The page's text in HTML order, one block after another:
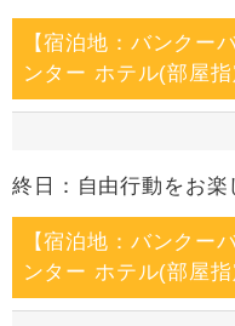
【宿泊地：バンクー
ンター ホテル(部屋
終日：自由行動をお楽
【宿泊地：バンクー
ンター ホテル(部屋